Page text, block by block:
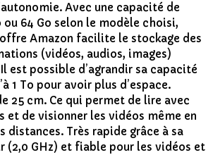
Avec une capacité de
ou 64 Go selon le modèle choisi,
Amazon facilite le stockage des
(vidéos, audios, images)
est possible d’agrandir sa capacité
1 To pour avoir plus d’espace.
25 cm. Ce qui permet de lire avec
et de visionner les vidéos même en
distances. Très rapide grâce à sa
(2,0 GHz) et fiable pour les vidéos et